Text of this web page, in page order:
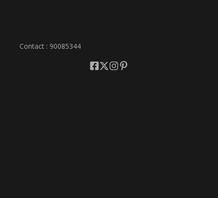
Contact : 90085344